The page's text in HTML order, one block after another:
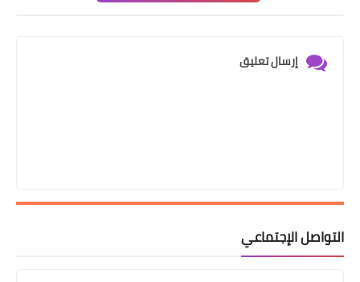
إرسال تعليق
التواصل الإجتماعي